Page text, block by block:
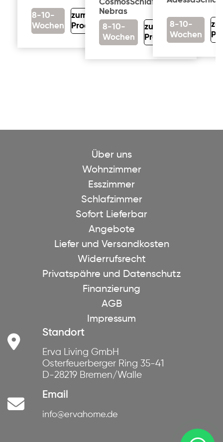
8-10-
Wochen
zum
Produkt
Cosmos
Nebras
Schlafzimmer
8-10-
Wochen
zum
Produkt
8-10-
Wochen
Über uns
Wohnzimmer
Esszimmer
Schlafzimmer
Sofort Lieferbar
Angebote
Liefer und Versandkosten
Widerrufsrecht
Privatspähre und Datenschutz
Finanzierung
AGB
Impressum
Standort
Erva Living GmbH
Osterfeuerberger Ring 35-41
D-28219 Bremen/Walle
Email
info@ervahome.de